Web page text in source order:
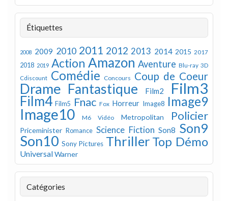
Étiquettes
2008 2009 2010 2011 2012 2013 2014 2015 2017
2018 2019 Action Amazon Aventure Blu-ray 3D
Cdiscount Comédie Concours Coup de Coeur
Drame Fantastique Film2 Film3
Film4 Film5 Fnac Fox Horreur Image8 Image9
Image10 M6 Vidéo Metropolitan Policier
Priceminister Romance Science Fiction Son8 Son9
Son10 Sony Pictures Thriller Top Démo
UniversalWarner
Catégories